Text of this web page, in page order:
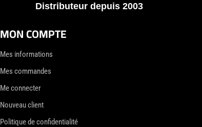
Distributeur depuis 2003
MON COMPTE
Mes informations
Mes commandes
Me connecter
Nouveau client
Politique de confidentialité